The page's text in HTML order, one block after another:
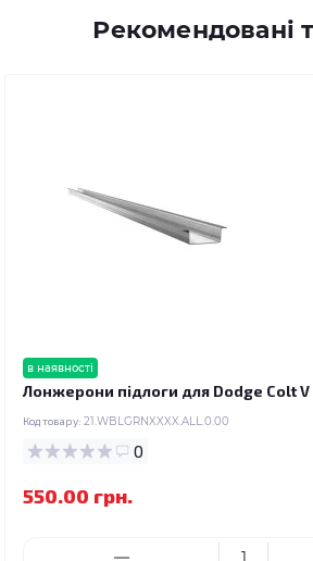
Рекомендовані
в наявності
Лонжерони підлоги для Dodge Colt
Код товару: 21.WBLGRNXXXX.ALL.0.00
0
550.00 грн.